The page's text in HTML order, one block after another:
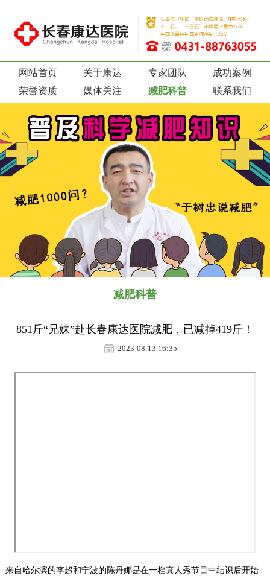
网站首页 关于康达 专家团队
成功案例
荣誉资质
媒体关注 减肥科普 联系我们
减肥科普
851斤“兄妹”赴长春康达医院减肥，已减掉419斤！
2023-08-13 16:35
来自哈尔滨的李超和宁波的陈丹娜是在一档真人秀节目中结识后开始